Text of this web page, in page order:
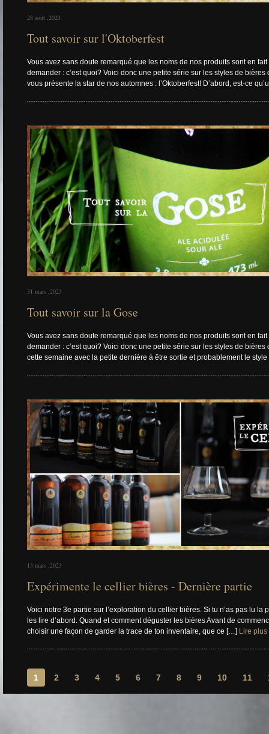
28 août ,2023
Tout savoir sur l'Oktoberfest
Vous avez sans doute remarqué que les noms de nos produits sont en
demander : c’est quoi? Voici donc une petite série sur les styles de bières
vous présente la star de nos automnes : l’Oktoberfest! D’abord, est-ce
31 mars ,2023
Tout savoir sur la Gose
Vous avez sans doute remarqué que les noms de nos produits sont en
demander : c’est quoi? Voici donc une petite série sur les styles de bières
cette semaine avec la petite dernière à être sortie et probablement le
13 mars ,2023
Expérimente le cellier bières - Dernière partie
Voici notre 3e partie sur l’exploration du cellier bières. Si tu n’as pas lu la
les lire d’abord. Quand et comment déguster les bières Avant de
choisir une façon de garder la trace de ton inventaire, que ce […] Lire plus
1 2 3 4 5 6 7 8 9 10 11